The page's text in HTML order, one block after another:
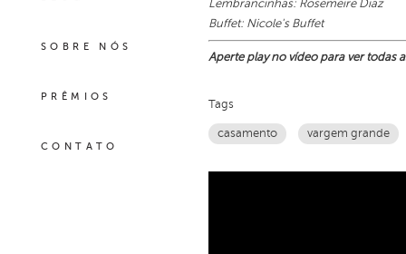
SOBRE NÓS
PRÊMIOS
CONTATO
Lembrancinhas: Rosemeire Diaz
Buffet: Nicole's Buffet
Aperte play no vídeo para ver todas
Tags
casamento vargem grande